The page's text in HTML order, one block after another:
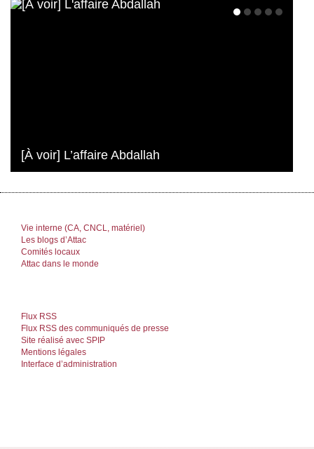
[À voir] L’affaire Abdallah
Vie interne (CA, CNCL, matériel)
Les blogs d’Attac
Comités locaux
Attac dans le monde
Flux RSS
Flux RSS des communiqués de presse
Site réalisé avec SPIP
Mentions légales
Interface d’administration